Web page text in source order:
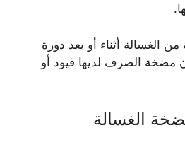
الغسالة أثناء أو بعد دورة
مضخة الصرف لديها قيود أو
الغسالة